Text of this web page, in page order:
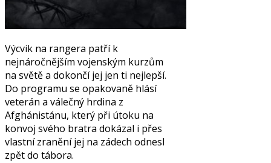
Výcvik na rangera patří k
nejnáročnějším vojenským kurzům
na světě a dokončí jej jen ti nejlepší.
Do programu se opakovaně hlásí
veterán a válečný hrdina z
Afghánistánu, který při útoku na
konvoj svého bratra dokázal i přes
vlastní zranění jej na zádech odnesl
zpět do tábora.